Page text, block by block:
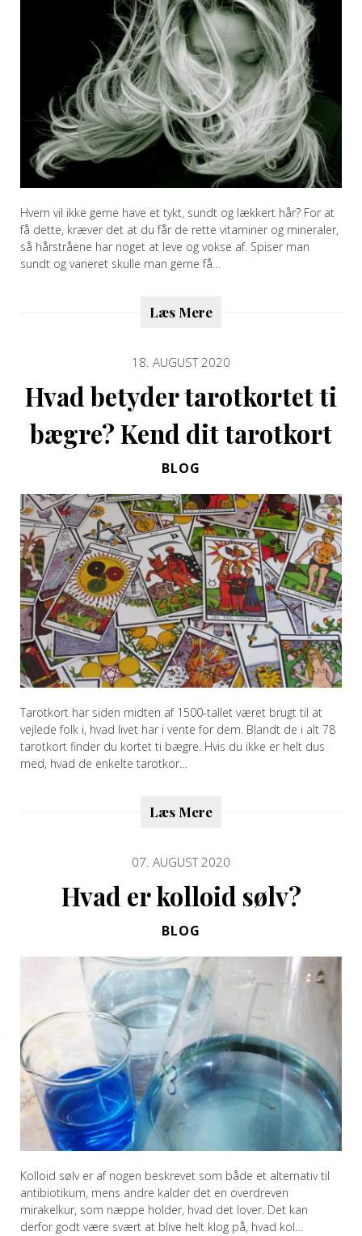
Hvem vil ikke gerne have et tykt, sundt og lækkert hår? For at
få dette, kræver det at du får de rette vitaminer og mineraler,
så hårstråene har noget at leve og vokse af. Spiser man
sundt og varieret skulle man gerne få…
Læs Mere
18. AUGUST 2020
Hvad betyder tarotkortet ti
bægre? Kend dit tarotkort
BLOG
Tarotkort har siden midten af 1500-tallet været brugt til at
vejlede folk i, hvad livet har i vente for dem. Blandt de i alt 78
tarotkort finder du kortet ti bægre. Hvis du ikke er helt dus
med, hvad de enkelte tarotkor…
Læs Mere
07. AUGUST 2020
Hvad er kolloid sølv?
BLOG
Kolloid sølv er af nogen beskrevet som både et alternativ til
antibiotikum, mens andre kalder det en overdreven
mirakelkur, som næppe holder, hvad det lover. Det kan
derfor godt være svært at blive helt klog på, hvad kol…